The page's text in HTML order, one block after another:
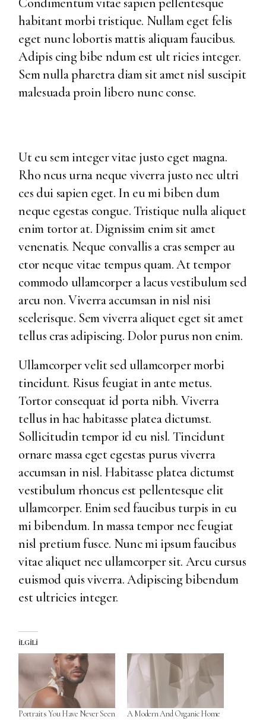
habitant morbi tristique. Nullam eget felis
eget nunc lobortis mattis aliquam faucibus.
Adipis cing bibe ndum est ult ricies integer.
Sem nulla pharetra diam sit amet nisl suscipit
malesuada proin libero nunc conse.
Ut eu sem integer vitae justo eget magna.
Rho ncus urna neque viverra justo nec ultri
ces dui sapien eget. In eu mi biben dum
neque egestas congue. Tristique nulla aliquet
enim tortor at. Dignissim enim sit amet
venenatis. Neque convallis a cras semper au
ctor neque vitae tempus quam. At tempor
commodo ullamcorper a lacus vestibulum sed
arcu non. Viverra accumsan in nisl nisi
scelerisque. Sem viverra aliquet eget sit amet
tellus cras adipiscing. Dolor purus non enim.
Ullamcorper velit sed ullamcorper morbi
tincidunt. Risus feugiat in ante metus.
Tortor consequat id porta nibh. Viverra
tellus in hac habitasse platea dictumst.
Sollicitudin tempor id eu nisl. Tincidunt
ornare massa eget egestas purus viverra
accumsan in nisl. Habitasse platea dictumst
vestibulum rhoncus est pellentesque elit
ullamcorper. Enim sed faucibus turpis in eu
mi bibendum. In massa tempor nec feugiat
nisl pretium fusce. Nunc mi ipsum faucibus
vitae aliquet nec ullamcorper sit. Arcu cursus
euismod quis viverra. Adipiscing bibendum
est ultricies integer.
İLGILI
Portraits You Have Never Seen
A Modern And Organic Home